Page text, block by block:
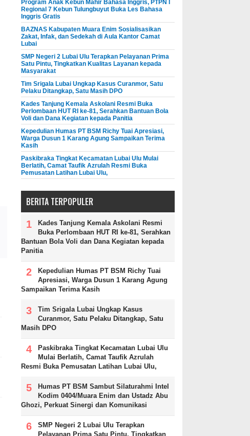
Program Anak Kebun Mahir Bahasa Inggris, PTPN I
Regional 7 Kebun Tulungbuyut Buka Les Bahasa
Inggris Gratis
BAZNAS Kabupaten Muara Enim Sosialisasikan
Zakat, Infak, dan Sedekah di Aula Kantor Camat
Lubai
SMP Negeri 2 Lubai Ulu Terapkan Pelayanan Prima
Satu Pintu, Tingkatkan Kualitas Layanan kepada
Masyarakat
Tim Srigala Lubai Ungkap Kasus Curanmor, Satu
Pelaku Ditangkap, Satu Masih DPO
Kades Tanjung Kemala Askolani Resmi Buka
Perlombaan HUT RI ke-81, Serahkan Bantuan Bola
Voli dan Dana Kegiatan kepada Panitia
Kepedulian Humas PT BSM Richy Tuai Apresiasi,
Warga Dusun 1 Karang Agung Sampaikan Terima
Kasih
Paskibraka Tingkat Kecamatan Lubai Ulu Mulai
Berlatih, Camat Taufik Azrulah Resmi Buka
Pemusatan Latihan Lubai Ulu,
BERITA TERPOPULER
Kades Tanjung Kemala Askolani Resmi
Buka Perlombaan HUT RI ke-81, Serahkan
Bantuan Bola Voli dan Dana Kegiatan kepada
Panitia
Kepedulian Humas PT BSM Richy Tuai
Apresiasi, Warga Dusun 1 Karang Agung
Sampaikan Terima Kasih
Tim Srigala Lubai Ungkap Kasus
Curanmor, Satu Pelaku Ditangkap, Satu
Masih DPO
Paskibraka Tingkat Kecamatan Lubai Ulu
Mulai Berlatih, Camat Taufik Azrulah
Resmi Buka Pemusatan Latihan Lubai Ulu,
Humas PT BSM Sambut Silaturahmi Intel
Kodim 0404/Muara Enim dan Ustadz Abu
Ghozi, Perkuat Sinergi dan Komunikasi
SMP Negeri 2 Lubai Ulu Terapkan
Pelayanan Prima Satu Pintu, Tingkatkan